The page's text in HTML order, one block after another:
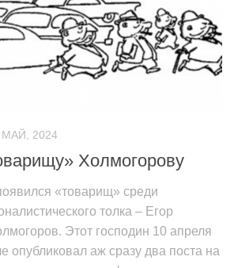
МАЙ, 2024
Холмогорову
«товарищ» среди
толка – Егор
Этот господин 10 апреля
опубликовал аж сразу два поста на